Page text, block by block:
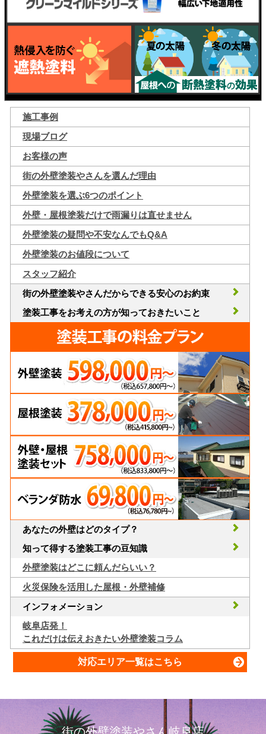
施工事例
現場ブログ
お客様の声
街の外壁塗装やさんを選んだ理由
外壁塗装を選ぶ6つのポイント
外壁・屋根塗装だけで雨漏りは直せません
外壁塗装の疑問や不安なんでもQ&A
外壁塗装のお値段について
スタッフ紹介
街の外壁塗装やさんだからできる安心のお約束
塗装工事をお考えの方が知っておきたいこと
あなたの外壁はどのタイプ？
知って得する塗装工事の豆知識
外壁塗装はどこに頼んだらいい？
火災保険を活用した屋根・外壁補修
インフォメーション
岐阜店発！
これだけは伝えおきたい外壁塗装コラム
対応エリア一覧はこちら